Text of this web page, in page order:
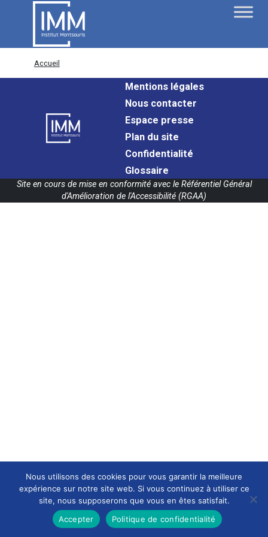
Accueil
Mentions légales
Nous contacter
Espace presse
Plan du site
Confidentialité
Glossaire
Site en cours de mise en conformité avec le Référentiel Général
d'Amélioration de l'Accessibilité (RGAA)
Nous utilisons des cookies pour vous garantir la meilleure
expérience sur notre site web. Si vous continuez à utiliser ce
site, nous supposerons que vous en êtes satisfait.
Accepter
Politique de confidentialité